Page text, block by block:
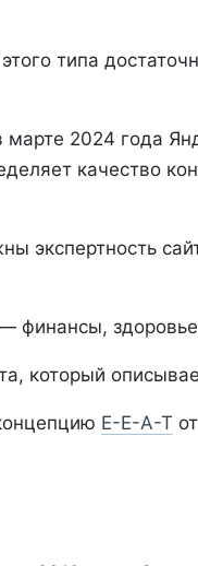
типа
марте 2024 года
качество
экспертность
финансы,
который
E-E-A-T